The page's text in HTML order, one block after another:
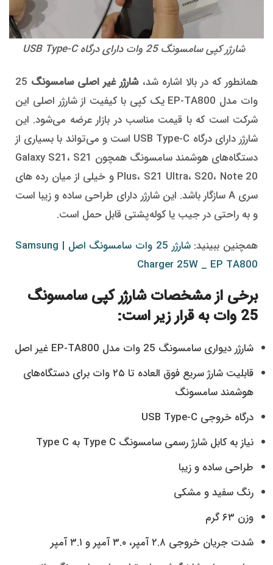
شارژر کپی سامسونگ 25 وات دارای درگاه USB Type-C
همانطور که در بالا اشاره شد،شارژر غیر اصلی سامسونگ 25
وات مدل EP-TA800 یک کپی با کیفیت از شارژر اصلی این
شرکت است که با قیمت مناسب در بازار عرضه می‌شود. این
شارژر دارای درگاه USB Type-C است و می‌تواند با بسیاری از
دستگاه‌های هوشمند سامسونگ همچون Galaxy S21، S21
Plus، S21 Ultra، S20، Note 20 و خیلی از میان رده های
سری A سازگار باشد. این شارژر دارای طراحی ساده و زیبا است
و به راحتی در جیب یا کوله‌پشتی قابل حمل است.
همچنین ببینید:
شارژر 25 وات سامسونگ اصل | Samsung
Charger 25W _ EP TA800
برخی از مشخصات شارژر کپی سامسونگ
25 وات به قرار زیر است:
شارژر دیواری سامسونگ 25 وات مدل EP-TA800 غیر اصل
قابلیت شارژ سریع فوق العاده تا ۲۵ وات برای دستگاه‌های
هوشمند سامسونگ
درگاه خروجی USB Type-C
نیاز به کابل شارژ رسمی سامسونگ Type C به Type C
طراحی ساده و زیبا
رنگ سفید و مشکی
وزن ۶۳ گرم
شدت جریان خروجی ۲.۸ آمپر، ۳.۰ آمپر و ۳.۱ آمپر